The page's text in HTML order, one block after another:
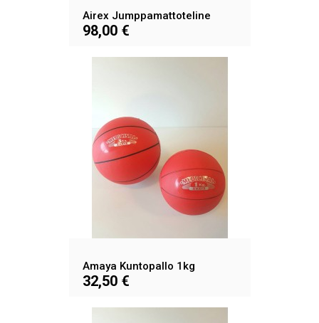
Airex Jumppamattoteline
98,00 €
Amaya Kuntopallo 1kg
32,50 €